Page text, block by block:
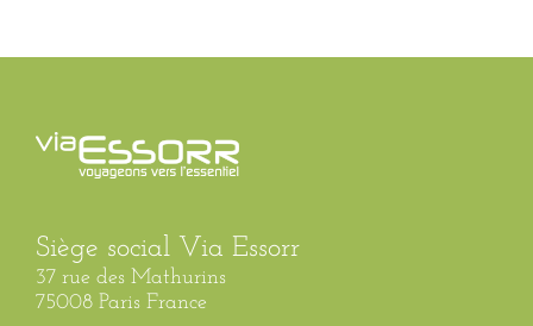
Siège social Via Essorr
37 rue des Mathurins
75008 Paris France